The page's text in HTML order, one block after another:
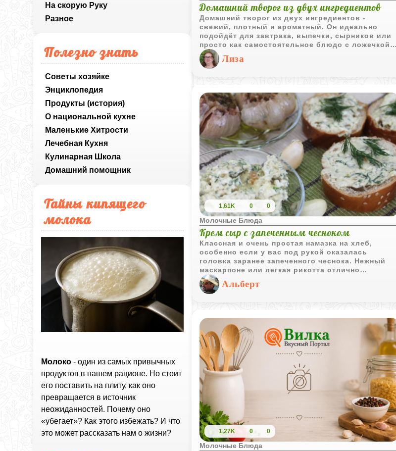
На скорую Руку
Разное
Полезно знать
Советы хозяйке
Энциклопедия
Продукты (история)
О национальной кухне
Маленькие Хитрости
Лечебная Кухня
Кулинарная Школа
Домашний помощник
Тайны кипящего
молока
Молоко - один из самых привычных
продуктов в нашем рационе. Но стоит
его поставить на плиту, как оно
превращается в источник
неожиданностей. Почему оно
«убегает»? Как этого избежать? И что
это может рассказать нам о жизни?
Домашний творог из двух ингредиентов
Домашний творог из двух ингредиентов -
свежий, плотный и ароматный. Он идеально
подойдёт для завтрака, выпечки, сырников или
просто как самостоятельное блюдо с ложечкой
мёда, ягодами или орехами. Натуральный вкус и
нежная текстура делают его универсальной
основой для множества рецептов.
Лиза
1,61K 0 0
Молочные Блюда
Крем сыр с запеченным чесноком
Классная и очень простая намазка на хлеб,
особенно если у вас под рукой оказалась
головка заранее запеченного чеснока. Нежный
маскарпоне или легкая рикотта отлично
сочетаются с его сладковатым, глубоким вкусом,
а свежий укроп добавляет приятную зеленую
нотку. Готовится все буквально за несколько
минут простым смешиванием. Это идеальный
завтрака, главное - хорошенько подсушить хлеб
до хруста. Рецепт работает как отличная база,
так что сюда смело можно добавлять любые
ваши любимые специи.
Альберт
1,27K 0 0
Молочные Блюда